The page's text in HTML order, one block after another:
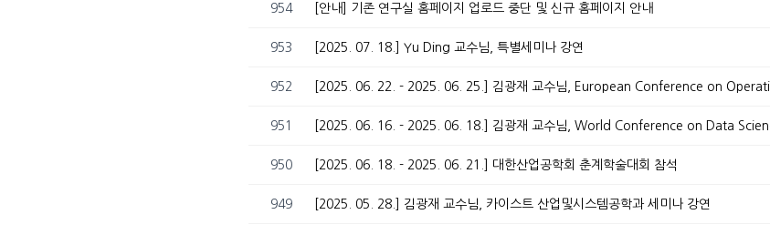
954 [안내] 기존 연구실 홈페이지 업로드 중단 및 신규 홈페이지 안내
953 [2025. 07. 18.] Yu Ding 교수님, 특별세미나 강연
952
951
950 [2025. 06. 18. - 2025. 06. 21.] 대한산업공학회 춘계학술대회 참석
949 [2025. 05. 28.] 김광재 교수님, 카이스트 산업및시스템공학과 세미나 강연